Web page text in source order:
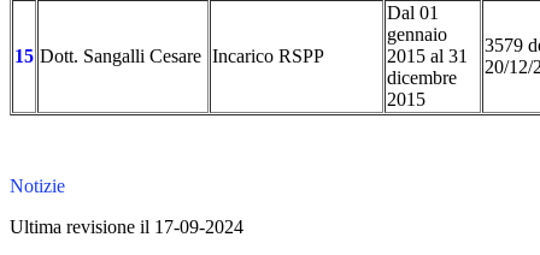
15 Dott. Sangalli Cesare Incarico RSPP
Dal 01
gennaio
2015 al 31
dicembre
2015
3579
20/12/
Notizie
Ultima revisione il 17-09-2024